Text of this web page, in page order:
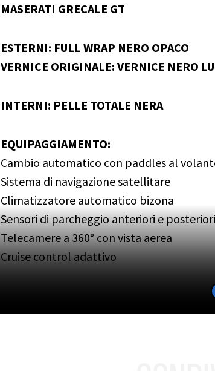
MASERATI GRECALE GT
ESTERNI: FULL WRAP NERO OPACO
VERNICE ORIGINALE: VERNICE NERO
INTERNI: PELLE TOTALE NERA
EQUIPAGGIAMENTO:
Cambio automatico con paddles al
Sistema di navigazione satellitare
Climatizzatore automatico bizona
Sensori di parcheggio anteriori e posteriori
Telecamere a 360° con vista aerea
Cruise control adattivo
Cerchi in lega da 20” Etere